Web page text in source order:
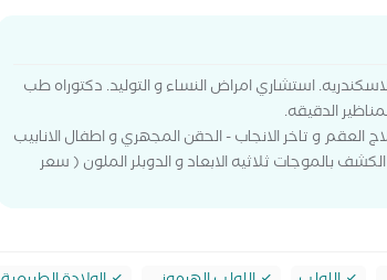
استشاري امراض النساء و التوليد. دكتوراه طب
الدقيقه.
العقم و تاخر الانجاب - الحقن المجهري و اطفال الانابيب
بالموجات ثلاثيه الابعاد و الدوبلر الملون ( سعر